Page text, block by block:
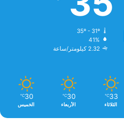
35º - 31º
41%
2.32 كيلومتر/ساعة
33
℃
الثلاثاء
30
℃
الأربعاء
30
℃
الخميس